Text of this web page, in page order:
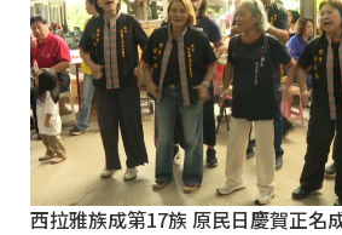
西拉雅族成第17族 原民日慶賀正名